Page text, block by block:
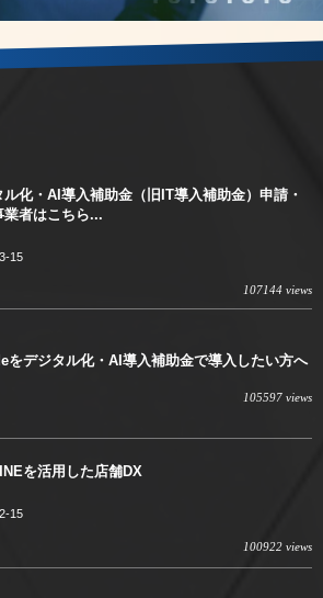
ル化・AI導入補助金（旧IT導入補助金）申請・
業者はこちら...
15
107144 views
をデジタル化・AI導入補助金で導入したい方へ
105597 views
を活用した店舗DX
15
100922 views